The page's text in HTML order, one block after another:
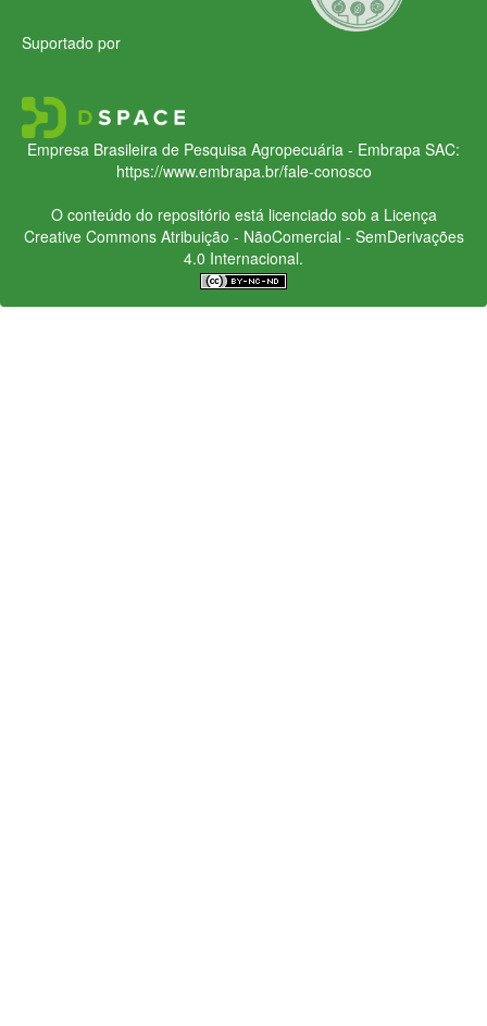
Suportado por
Empresa Brasileira de Pesquisa Agropecuária - Embrapa SAC:
https://www.embrapa.br/fale-conosco
O conteúdo do repositório está licenciado sob a Licença
Creative CommonsAtribuição - NãoComercial - SemDerivações
4.0 Internacional.